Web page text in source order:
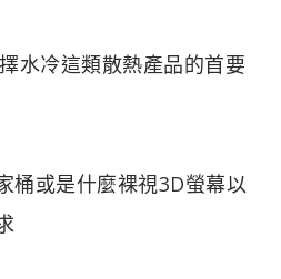
水冷這類散熱產品的首要
桶或是什麼裸視3D螢幕以